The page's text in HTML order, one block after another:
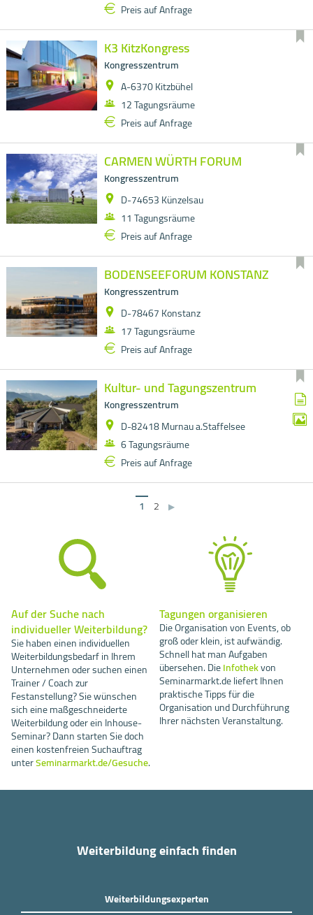
Preis auf Anfrage
K3 KitzKongress
Kongresszentrum
A-6370 Kitzbühel
12 Tagungsräume
Preis auf Anfrage
CARMEN WÜRTH FORUM
Kongresszentrum
D-74653 Künzelsau
11 Tagungsräume
Preis auf Anfrage
BODENSEEFORUM KONSTANZ
Kongresszentrum
D-78467 Konstanz
17 Tagungsräume
Preis auf Anfrage
Kultur- und Tagungszentrum
Kongresszentrum
D-82418 Murnau a.Staffelsee
6 Tagungsräume
Preis auf Anfrage
1 2 ▶
Auf der Suche nach
individueller Weiterbildung?
Sie haben einen individuellen
Weiterbildungsbedarf in Ihrem
Unternehmen oder suchen einen
Trainer / Coach zur
Festanstellung? Sie wünschen
sich eine maßgeschneiderte
Weiterbildung oder ein Inhouse-
Seminar? Dann starten Sie doch
einen kostenfreien Suchauftrag
unterSeminarmarkt.de/Gesuche.
Tagungen organisieren
Die Organisation von Events, ob
groß oder klein, ist aufwändig.
Schnell hat man Aufgaben
übersehen. DieInfothekvon
Seminarmarkt.de liefert Ihnen
praktische Tipps für die
Organisation und Durchführung
Ihrer nächsten Veranstaltung.
Weiterbildung einfach finden
Weiterbildungsexperten